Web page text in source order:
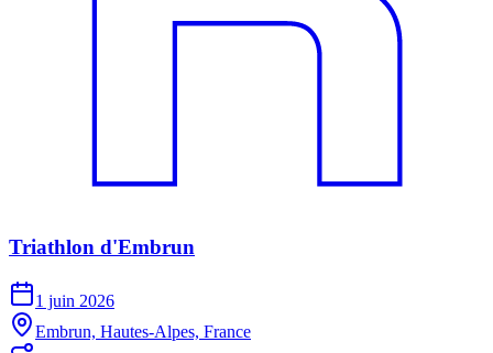
Triathlon d'Embrun
1 juin 2026
Embrun, Hautes-Alpes, France